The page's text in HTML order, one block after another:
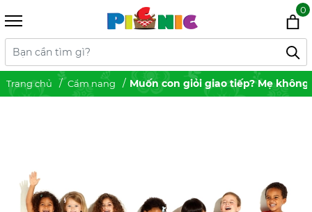
0
Trang chủ Cẩm nang Muốn con giỏi giao tiếp? Mẹ